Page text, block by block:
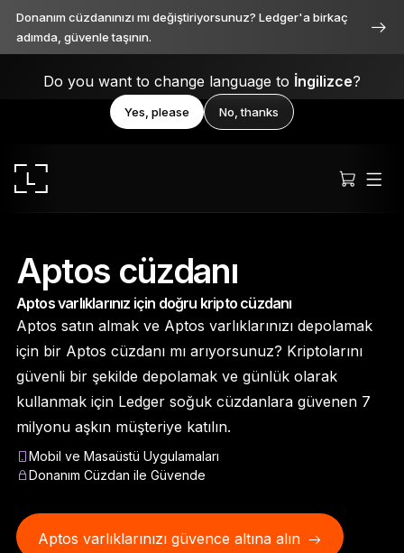
Donanım cüzdanınızı mı değiştiriyorsunuz? Ledger'a birkaç
adımda, güvenle taşının.
Do you want to change language to İngilizce?
Yes, please No, thanks
Ledger Stax
Her açıdan birinci sınıf
Ledger Flex
Yeni standart
Sizin kadar benzersiz
Aptos cüzdanı
Aptos varlıklarınız için doğru kripto cüzdanı
Aptos satın almak ve Aptos varlıklarınızı depolamak
için bir Aptos cüzdanı mı arıyorsunuz? Kriptolarını
güvenli bir şekilde depolamak ve günlük olarak
kullanmak için Ledger soğuk cüzdanlara güvenen 7
milyonu aşkın müşteriye katılın.
Mobil ve Masaüstü Uygulamaları
Donanım Cüzdan ile Güvende
Aptos varlıklarınızı güvence altına alın